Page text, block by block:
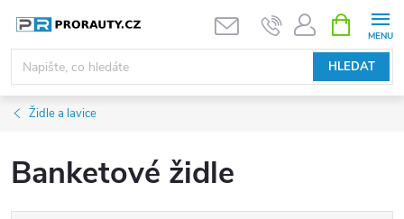
obsah
HLEDAT
NÁKUPNÍ
KOŠÍK
Židle a lavice
Banketové židle